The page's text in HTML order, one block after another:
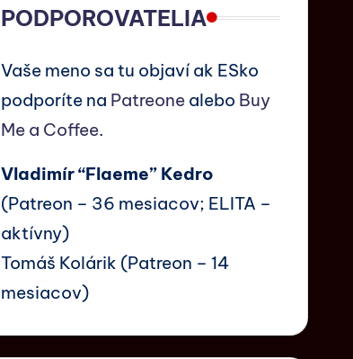
PODPOROVATELIA
Vaše meno sa tu objaví ak ESko
podporíte na Patreonealebo Buy
Me a Coffee.
Vladimír “Flaeme” Kedro
(Patreon – 36 mesiacov; ELITA –
aktívny)
Tomáš Kolárik (Patreon – 14
mesiacov)